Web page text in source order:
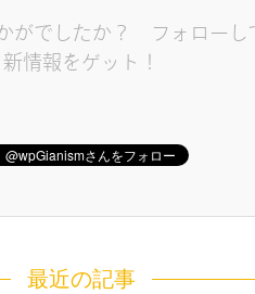
がでしたか？ フォローし
新情報をゲット！
最近の記事